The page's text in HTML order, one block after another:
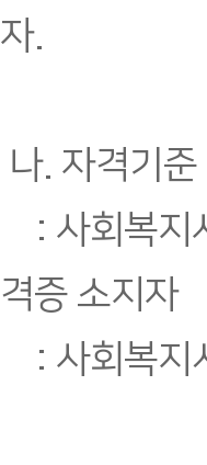
자.
나. 자격기준
: 사회복지
격증 소지자
: 사회복지